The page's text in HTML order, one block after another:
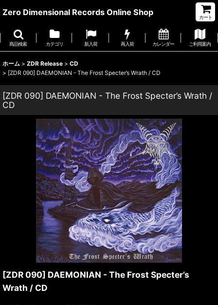
Zero Dimensional Records Online Shop
カート
商品検索 カテゴリ 新入荷 再入荷 カレンダー ご利用案内
ホーム > ZDR Release > CD
> [ZDR 090] DAEMONIAN - The Frost Specter’s Wrath / CD
[ZDR 090] DAEMONIAN - The Frost Specter’s Wrath /
CD
[ZDR 090] DAEMONIAN - The Frost Specter’s
Wrath / CD